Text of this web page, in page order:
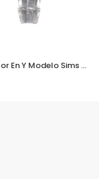
Conector En Y Modelo Sims DM-7354